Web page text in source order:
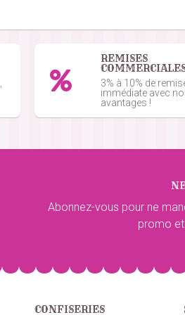
REMISES
3% à 10% de
immédiate avec
avantages !
Abonnez-vous pour ne
promo
CONFISERIES